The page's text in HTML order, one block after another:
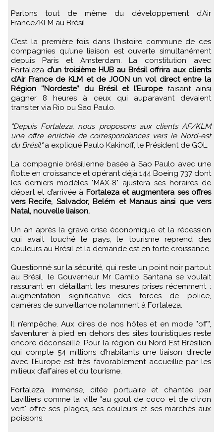
Parlons tout de même du développement d’Air
France/KLM au Brésil.
C’est la première fois dans l’histoire commune de ces
compagnies qu’une liaison est ouverte simultanément
depuis Paris et Amsterdam. La constitution avec
Fortaleza d’un troisième HUB au Brésil offrira aux clients
d’Air France de KLM et de JOON un vol direct entre la
Région ‘’Nordeste’’ du Brésil et l’Europefaisant ainsi
gagner 8 heures à ceux qui auparavant devaient
transiter via Rio ou Sao Paulo.
"Depuis Fortaleza, nous proposons aux clients AF/KLM
une offre enrichie de correspondances vers le Nord-est
du Brésil"a expliqué Paulo Kakinoff, le Président de GOL.
La compagnie brésilienne basée à Sao Paulo avec une
flotte en croissance et opérant déjà 144 Boeing 737 dont
les derniers modèles "MAX-8" ajustera ses horaires de
départ et d’arrivée à Fortaleza et augmentera ses offres
vers Recife, Salvador, Belém et Manaus ainsi que vers
Natal, nouvelle liaison.
Un an après la grave crise économique et la récession
qui avait touché le pays, le tourisme reprend des
couleurs au Brésil et la demande est en forte croissance.
Questionné sur la sécurité, qui reste un point noir partout
au Brésil, le Gouverneur Mr Camilo Santana se voulait
rassurant en détaillant les mesures prises récemment :
augmentation significative des forces de police,
caméras de surveillance notamment à Fortaleza.
Il n’empêche. Aux dires de nos hôtes et en mode "off",
s’aventurer à pied en dehors des sites touristiques reste
encore déconseillé. Pour la région du Nord Est Brésilien
qui compte 54 millions d’habitants une liaison directe
avec l’Europe est très favorablement accueillie par les
milieux d’affaires et du tourisme.
Fortaleza, immense, citée portuaire et chantée par
Lavilliers comme la ville "au gout de coco et de citron
vert" offre ses plages, ses couleurs et ses marchés aux
poissons.